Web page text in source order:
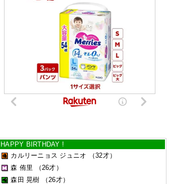
HAPPY BIRTHDAY !
カルリーニョス ジュニオ
（32才）
森 侑里
（26才）
森田 晃樹
（26才）